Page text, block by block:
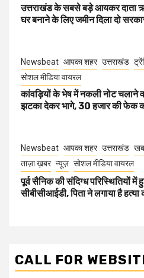
उत्तराखंड के सबसे बड़े आयकर दाता
घर बनाने के लिए जमीन दिला दो
Newsbeat आपका शहर उत्तराखंड
सोशल मीडिया वायरल
कांवड़ियों के भेष में नकली नोट चलाने
झटका देकर भागे, 30 हजार की फेक
Newsbeat आपका शहर उत्तराखंड
ताज़ा ख़बर न्यूज़ सोशल मीडिया वायरल
पूर्व सैनिक की संदिग्ध परिस्थितियों में
सीबीसीआईडी, पिता ने लगाया है
CALL FOR